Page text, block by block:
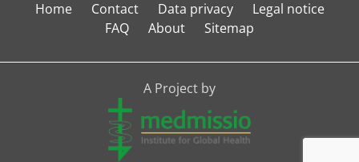
Home
Contact Data privacy
Legal notice
FAQ
About Sitemap
A Project by